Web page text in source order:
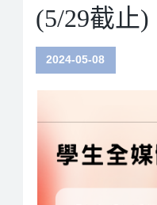
(5/29截止)
2024-05-08